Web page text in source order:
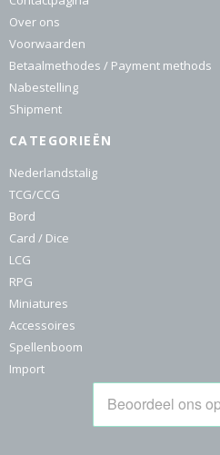
Over ons
Voorwaarden
Betaalmethodes / Payment methods
Nabestelling
Shipment
CATEGORIEËN
Nederlandstalig
TCG/CCG
Bord
Card / Dice
LCG
RPG
Miniatures
Accessoires
Spellenboom
Import